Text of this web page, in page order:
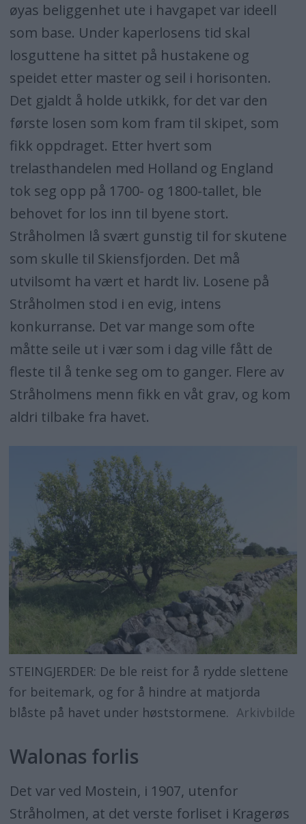
øyas beliggenhet ute i havgapet var ideell
som base. Under kaperlosens tid skal
losguttene ha sittet på hustakene og
speidet etter master og seil i horisonten.
Det gjaldt å holde utkikk, for det var den
første losen som kom fram til skipet, som
fikk oppdraget. Etter hvert som
trelasthandelen med Holland og England
tok seg opp på 1700- og 1800-tallet, ble
behovet for los inn til byene stort.
Stråholmen lå svært gunstig til for skutene
som skulle til Skiensfjorden. Det må
utvilsomt ha vært et hardt liv. Losene på
Stråholmen stod i en evig, intens
konkurranse. Det var mange som ofte
måtte seile ut i vær som i dag ville fått de
fleste til å tenke seg om to ganger. Flere av
Stråholmens menn fikk en våt grav, og kom
aldri tilbake fra havet.
STEINGJERDER: De ble reist for å rydde slettene
for beitemark, og for å hindre at matjorda
blåste på havet under høststormene. Arkivbilde
Walonas forlis
Det var ved Mostein, i 1907, utenfor
Stråholmen, at det verste forliset i Kragerøs